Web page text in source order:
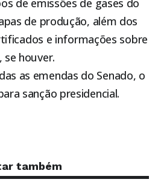
de emissões de gases do
de produção, além dos
e informações sobre
se houver.
as emendas do Senado, o
sanção presidencial.
também